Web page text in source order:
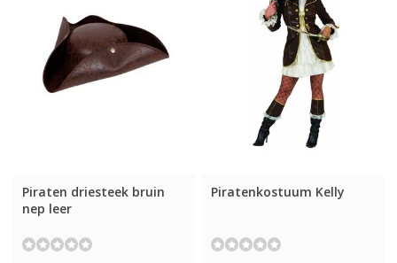
Piraten driesteek bruin
nep leer
Piratenkostuum Kelly